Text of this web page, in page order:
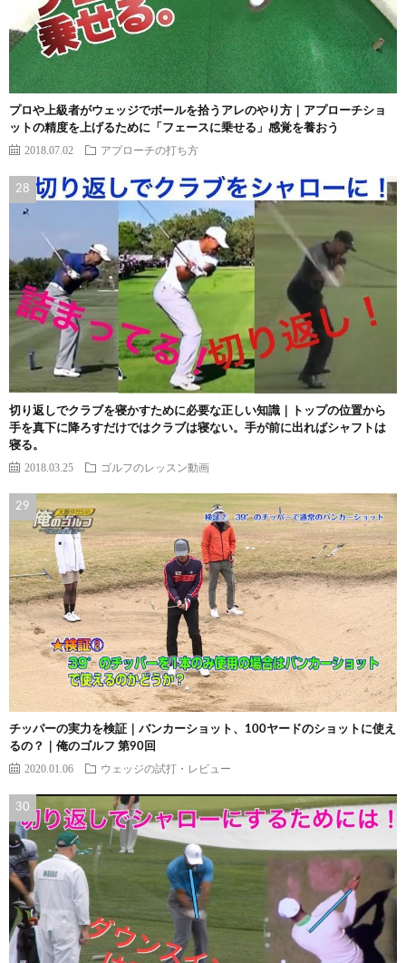
プロや上級者がウェッジでボールを拾うアレのやり方｜アプローチショ
ットの精度を上げるために「フェースに乗せる」感覚を養おう
2018.07.02 アプローチの打ち方
切り返しでクラブを寝かすために必要な正しい知識｜トップの位置から
手を真下に降ろすだけではクラブは寝ない。手が前に出ればシャフトは
寝る。
2018.03.25 ゴルフのレッスン動画
チッパーの実力を検証｜バンカーショット、100ヤードのショットに使え
るの？｜俺のゴルフ 第90回
2020.01.06 ウェッジの試打・レビュー